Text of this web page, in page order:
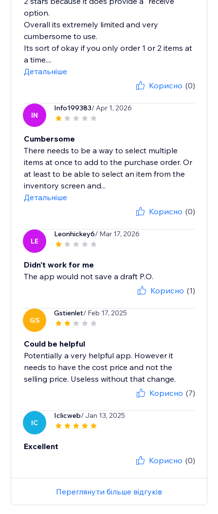
option.
Overall its extremely limited and very
cumbersome to use.
Its sort of okay if you only order 1 or 2 items at
a time....
Детальніше
Корисно (0)
IN
Info199383/ Apr 1, 2026
Cumbersome
There needs to be a way to select multiple
items at once to add to the purchase order. Or
at least to be able to select an item from the
inventory screen and...
Детальніше
Корисно (0)
LE
Leonhickey6/ Mar 17, 2026
Didn't work for me
The app would not save a draft P.O.
Корисно (1)
GS
Gstienlet/ Feb 17, 2025
Could be helpful
Potentially a very helpful app. However it
needs to have the cost price and not the
selling price. Useless without that change.
Корисно (7)
IC
Iclicweb/ Jan 13, 2025
Excellent
Корисно (0)
Переглянути більше відгуків